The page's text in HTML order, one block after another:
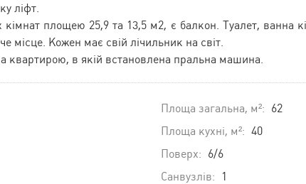
ліфт.
площею 25,9 та 13,5 м2, є балкон. Туалет, ванна
місце. Кожен має свій лічильник на світ.
квартирою, в якій встановлена пральна машина.
Площа загальна, м²: 62
Площа кухні, м²: 40
Поверх: 6/6
Санвузлів:
1